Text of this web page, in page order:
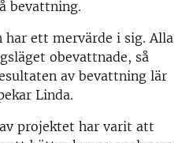
bevattning.
har ett mervärde i sig. Alla
obevattnade, så
av bevattning lär
Linda.
projektet har varit att